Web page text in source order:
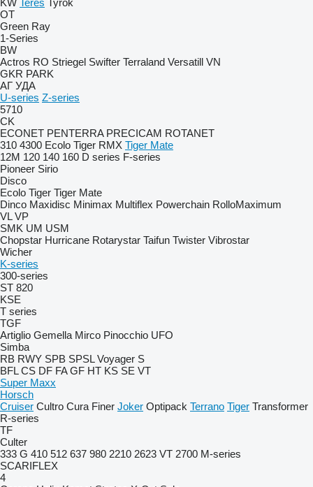
KW Teres Tyrok
OT
Green Ray
1-Series
BW
Actros RO Striegel Swifter Terraland Versatill VN
GKR PARK
АГ УДА
U-series Z-series
5710
CK
ECONET PENTERRA PRECICAM ROTANET
310 4300 Ecolo Tiger RMX Tiger Mate
12M 120 140 160 D series F-series
Pioneer Sirio
Disco
Ecolo Tiger Tiger Mate
Dinco Maxidisc Minimax Multiflex Powerchain RolloMaximum
VL VP
SMK UM USM
Chopstar Hurricane Rotarystar Taifun Twister Vibrostar
Wicher
K-series
300-series
ST 820
KSE
T series
TGF
Artiglio Gemella Mirco Pinocchio UFO
Simba
RB RWY SPB SPSL Voyager S
BFL CS DF FA GF HT KS SE VT
Super Maxx
Horsch
Cruiser Cultro Cura Finer Joker Optipack Terrano Tiger Transformer
R-series
TF
Culter
333 G 410 512 637 980 2210 2623 VT 2700 M-series
SCARIFLEX
4